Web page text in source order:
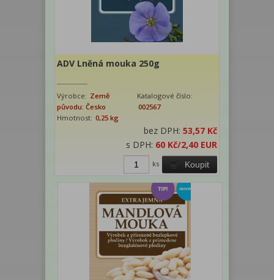
ADV Lněná mouka 250g
Výrobce: Země
původu: Česko
Katalogové číslo:
002567
Hmotnost: 0,25 kg
bez DPH: 53,57 Kč
s DPH: 60 Kč/2,40 EUR
Koupit
ks